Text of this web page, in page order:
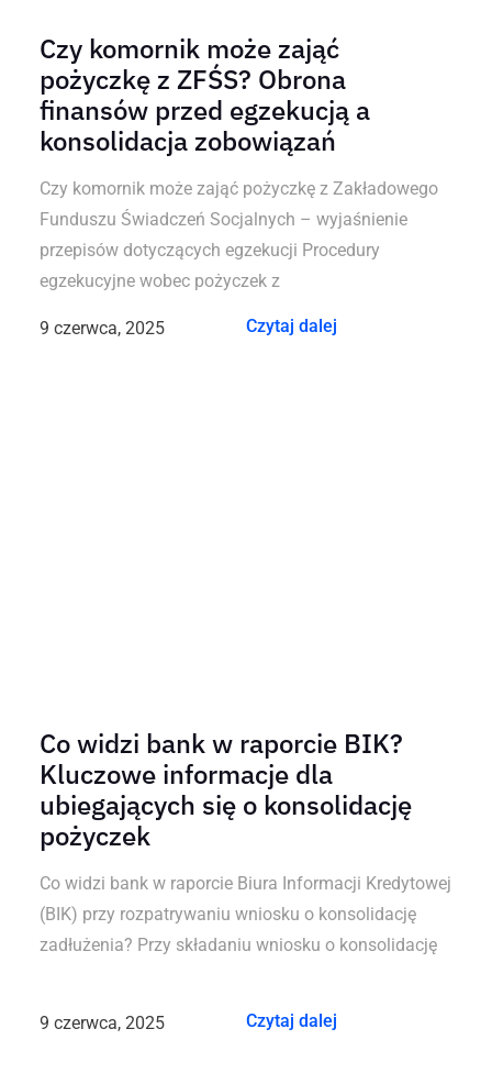
Czy komornik może zająć
pożyczkę z ZFŚS? Obrona
finansów przed egzekucją a
konsolidacja zobowiązań
Czy komornik może zająć pożyczkę z Zakładowego
Funduszu Świadczeń Socjalnych – wyjaśnienie
przepisów dotyczących egzekucji Procedury
egzekucyjne wobec pożyczek z
9 czerwca, 2025 Czytaj dalej
Co widzi bank w raporcie BIK?
Kluczowe informacje dla
ubiegających się o konsolidację
pożyczek
Co widzi bank w raporcie Biura Informacji Kredytowej
(BIK) przy rozpatrywaniu wniosku o konsolidację
zadłużenia? Przy składaniu wniosku o konsolidację
9 czerwca, 2025 Czytaj dalej